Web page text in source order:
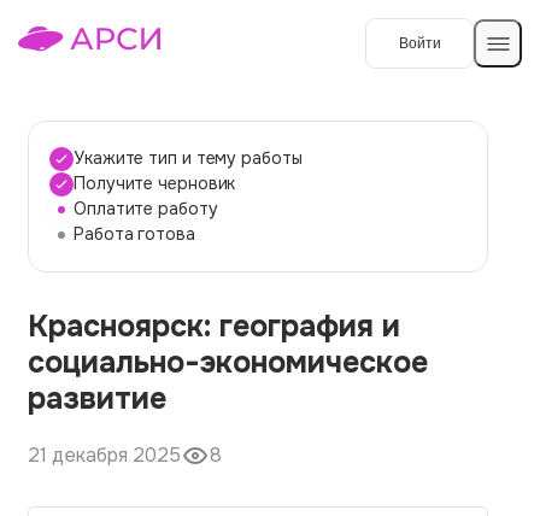
Войти
Темы работ
О сервисе
О компании
Наши гарантии
Вопросы и ответы
Контакты
Укажите тип и тему работы
Получите черновик
Оплатите работу
Работа готова
Красноярск: география и
социально-экономическое
развитие
21 декабря 2025 8